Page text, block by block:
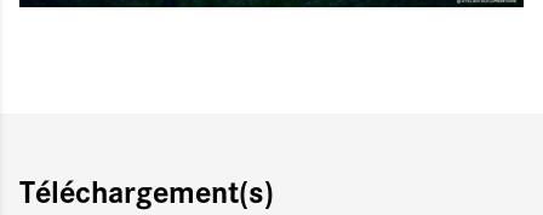
Téléchargement(s)